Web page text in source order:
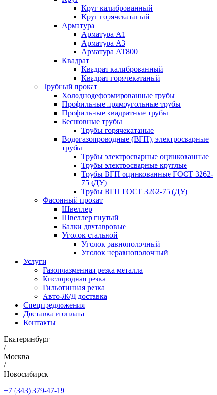
Круг калиброванный
Круг горячекатаный
Арматура
Арматура А1
Арматура А3
Арматура АТ800
Квадрат
Квадрат калиброванный
Квадрат горячекатаный
Трубный прокат
Холоднодеформированные трубы
Профильные прямоугольные трубы
Профильные квадратные трубы
Бесшовные трубы
Трубы горячекатаные
Водогазопроводные (ВГП), электросварные
трубы
Трубы электросварные оцинкованные
Трубы электросварные круглые
Трубы ВГП оцинкованные ГОСТ 3262-
75 (ДУ)
Трубы ВГП ГОСТ 3262-75 (ДУ)
Фасонный прокат
Швеллер
Швеллер гнутый
Балки двутавровые
Уголок стальной
Уголок равнополочный
Уголок неравнополочный
Услуги
Газоплазменная резка металла
Кислородная резка
Гильотинная резка
Авто-Ж/Д доставка
Спецпредложения
Доставка и оплата
Контакты
Екатеринбург
/
Москва
/
Новосибирск
+7 (343) 379-47-19